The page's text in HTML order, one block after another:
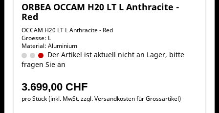
ORBEA OCCAM H20 LT L Anthracite -
Red
OCCAM H20 LT L Anthracite - Red
Groesse: L
Material: Aluminium
Der Artikel ist aktuell nicht an Lager, bitte
fragen Sie an
3.699,00 CHF
pro Stück (inkl. MwSt. zzgl.Versandkosten für Grossartikel)